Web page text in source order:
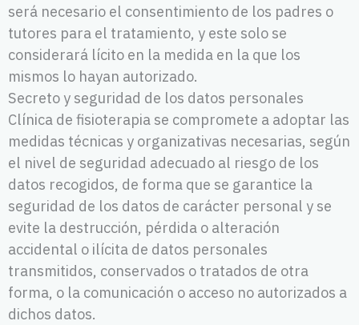
será necesario el consentimiento de los padres o
tutores para el tratamiento, y este solo se
considerará lícito en la medida en la que los
mismos lo hayan autorizado.
Secreto y seguridad de los datos personales
Clínica de fisioterapia se compromete a adoptar las
medidas técnicas y organizativas necesarias, según
el nivel de seguridad adecuado al riesgo de los
datos recogidos, de forma que se garantice la
seguridad de los datos de carácter personal y se
evite la destrucción, pérdida o alteración
accidental o ilícita de datos personales
transmitidos, conservados o tratados de otra
forma, o la comunicación o acceso no autorizados a
dichos datos.